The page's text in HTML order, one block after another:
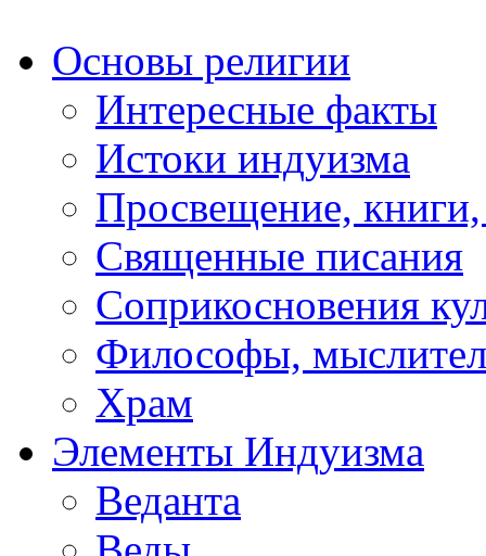
Основы религии
Интересные факты
Истоки индуизма
Просвещение, книги,
Священные писания
Соприкосновения
Философы,
Храм
Элементы Индуизма
Веданта